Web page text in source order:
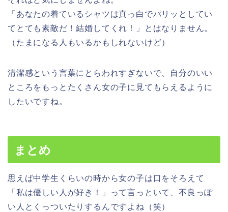
「あなたの着ているシャツは真っ白でパリッとしてい
てとても素敵だ！結婚してくれ！」とはなりません。
（たまになる人もいるかもしれないけど）
清潔感という言葉にとらわれすぎないで、自分のいい
ところをもっとたくさん女の子に見てもらえるように
したいですね。
まとめ
思えば中学生くらいの時から女の子は口をそろえて
「私は優しい人が好き！」って言っといて、不良っぽ
い人とくっついたりするんですよね（笑）